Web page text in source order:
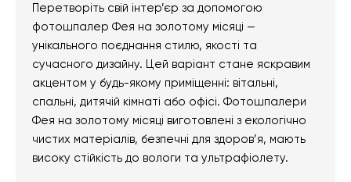
Перетворіть свій інтер’єр за допомогою
фотошпалер Фея на золотому місяці —
унікального поєднання стилю, якості та
сучасного дизайну. Цей варіант стане яскравим
акцентом у будь-якому приміщенні: вітальні,
спальні, дитячій кімнаті або офісі. Фотошпалери
Фея на золотому місяці виготовлені з екологічно
чистих матеріалів, безпечні для здоров’я, мають
високу стійкість до вологи та ультрафіолету.